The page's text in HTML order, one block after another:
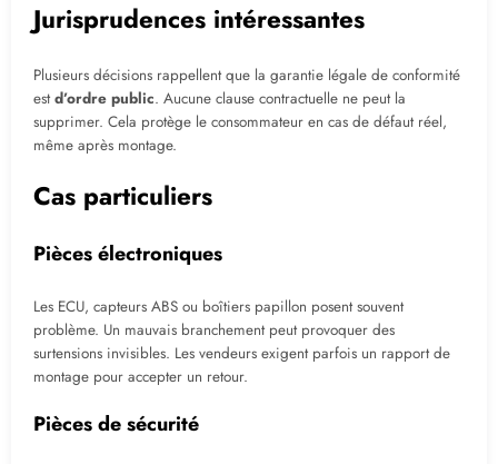
Jurisprudences intéressantes
Plusieurs décisions rappellent que la garantie légale de conformité
estd’ordre public. Aucune clause contractuelle ne peut la
supprimer. Cela protège le consommateur en cas de défaut réel,
même après montage.
Cas particuliers
Pièces électroniques
Les ECU, capteurs ABS ou boîtiers papillon posent souvent
problème. Un mauvais branchement peut provoquer des
surtensions invisibles. Les vendeurs exigent parfois un rapport de
montage pour accepter un retour.
Pièces de sécurité